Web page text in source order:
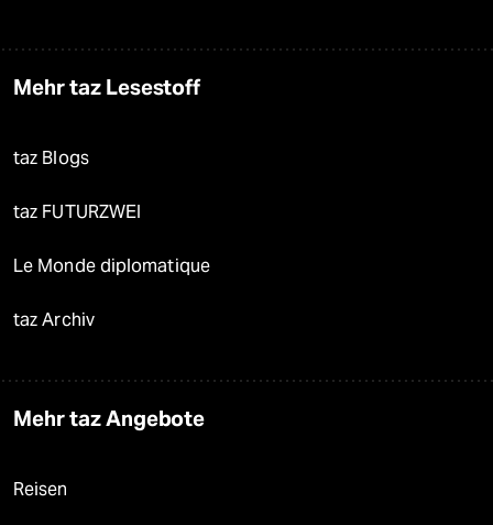
Mehr taz Lesestoff
taz Blogs
taz FUTURZWEI
Le Monde diplomatique
taz Archiv
Mehr taz Angebote
Reisen